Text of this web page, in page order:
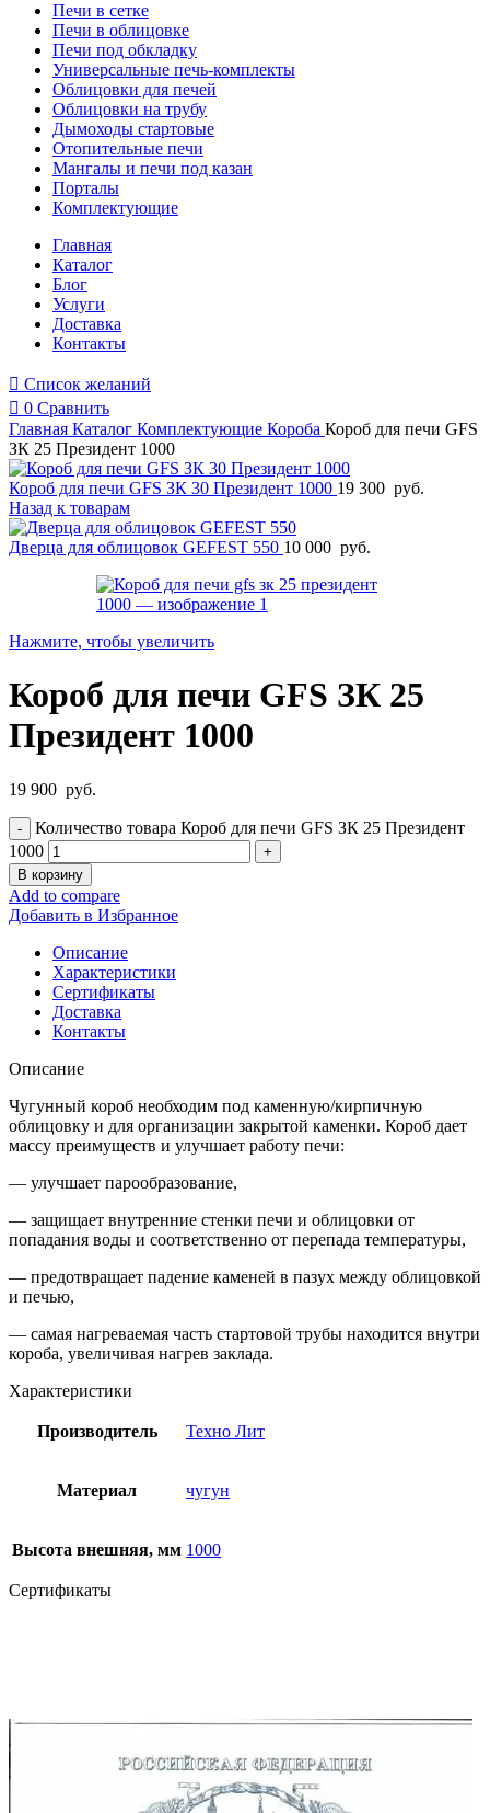
Печи в сетке
Печи в облицовке
Печи под обкладку
Универсальные печь-комплекты
Облицовки для печей
Облицовки на трубу
Дымоходы стартовые
Отопительные печи
Мангалы и печи под казан
Порталы
Комплектующие
Главная
Каталог
Блог
Услуги
Доставка
Контакты
Список желаний
0 Сравнить
Главная Каталог Комплектующие Короба Короб для печи GFS
ЗК 25 Президент 1000
Короб для печи GFS ЗК 30 Президент 1000 19 300 руб.
Назад к товарам
Дверца для облицовок GEFEST 550 10 000 руб.
Нажмите, чтобы увеличить
Короб для печи GFS ЗК 25
Президент 1000
19 900 руб.
Количество товара Короб для печи GFS ЗК 25 Президент
1000
В корзину
Add to compare
Добавить в Избранное
Описание
Характеристики
Сертификаты
Доставка
Контакты
Описание
Чугунный короб необходим под каменную/кирпичную
облицовку и для организации закрытой каменки. Короб дает
массу преимуществ и улучшает работу печи:
— улучшает парообразование,
— защищает внутренние стенки печи и облицовки от
попадания воды и соответственно от перепада температуры,
— предотвращает падение каменей в пазух между облицовкой
и печью,
— самая нагреваемая часть стартовой трубы находится внутри
короба, увеличивая нагрев заклада.
Характеристики
Производитель Техно Лит
Материал чугун
Высота внешняя, мм 1000
Сертификаты